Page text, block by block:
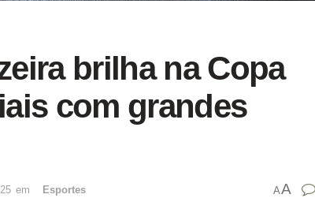
brilha na Copa
com grandes
emﾠ Esportes AA